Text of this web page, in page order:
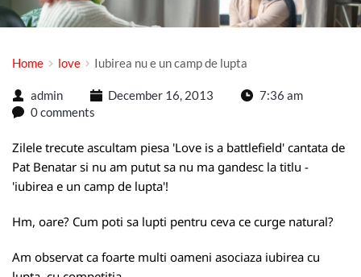
Home love Iubirea nu e un camp de lupta
admin December 16, 2013
7:36 am
0 comments
Zilele trecute ascultam piesa 'Love is a battlefield' cantata de
Pat Benatar si nu am putut sa nu ma gandesc la titlu -
'iubirea e un camp de lupta'!
Hm, oare? Cum poti sa lupti pentru ceva ce curge natural?
Am observat ca foarte multi oameni asociaza iubirea cu